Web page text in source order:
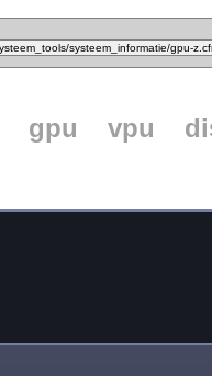
gpu vpu